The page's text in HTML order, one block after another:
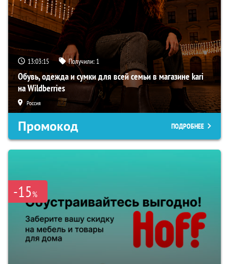
13:03:14 Получили: 1
Обувь, одежда и сумки для всей семьи в магазине kari
на Wildberries
Россия
Промокод ПОДРОБНЕЕ
-15%